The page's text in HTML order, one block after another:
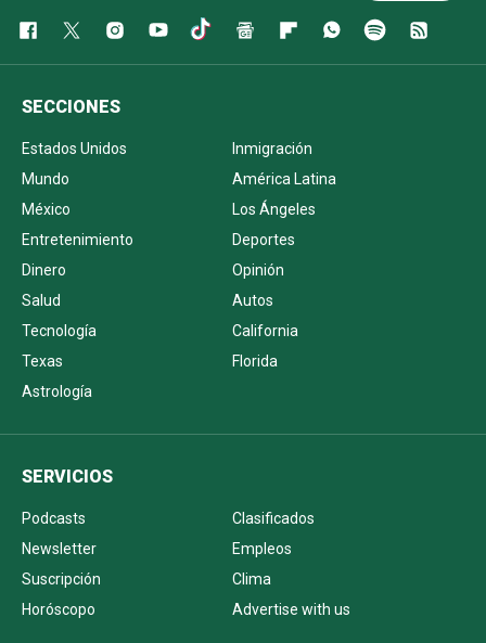
SECCIONES
Estados Unidos
Inmigración
Mundo
América Latina
México
Los Ángeles
Entretenimiento
Deportes
Dinero
Opinión
Salud
Autos
Tecnología
California
Texas
Florida
Astrología
SERVICIOS
Podcasts
Clasificados
Newsletter
Empleos
Suscripción
Clima
Horóscopo
Advertise with us